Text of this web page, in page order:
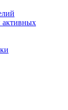
активных